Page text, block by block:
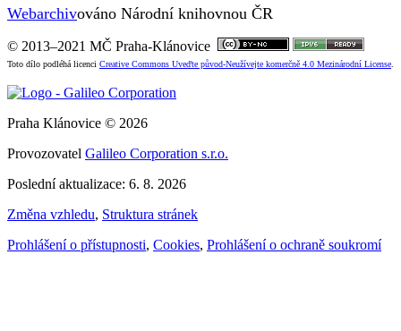
Webarchivováno Národní knihovnou ČR
© 2013–2021 MČ Praha-Klánovice
Toto dílo podléhá licenci Creative Commons Uveďte původ-Neužívejte komerčně 4.0 Mezinárodní License
Praha Klánovice © 2026
Provozovatel Galileo Corporation s.r.o.
Poslední aktualizace: 6. 8. 2026
Změna vzhledu, Struktura stránek
Prohlášení o přístupnosti, Cookies, Prohlášení o ochraně soukromí